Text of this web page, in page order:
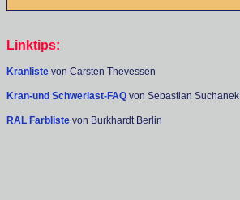
Linktips:
Kranliste von Carsten Thevessen
Kran-und Schwerlast-FAQ von Sebastian Suchanek
RAL Farbliste von Burkhardt Berlin